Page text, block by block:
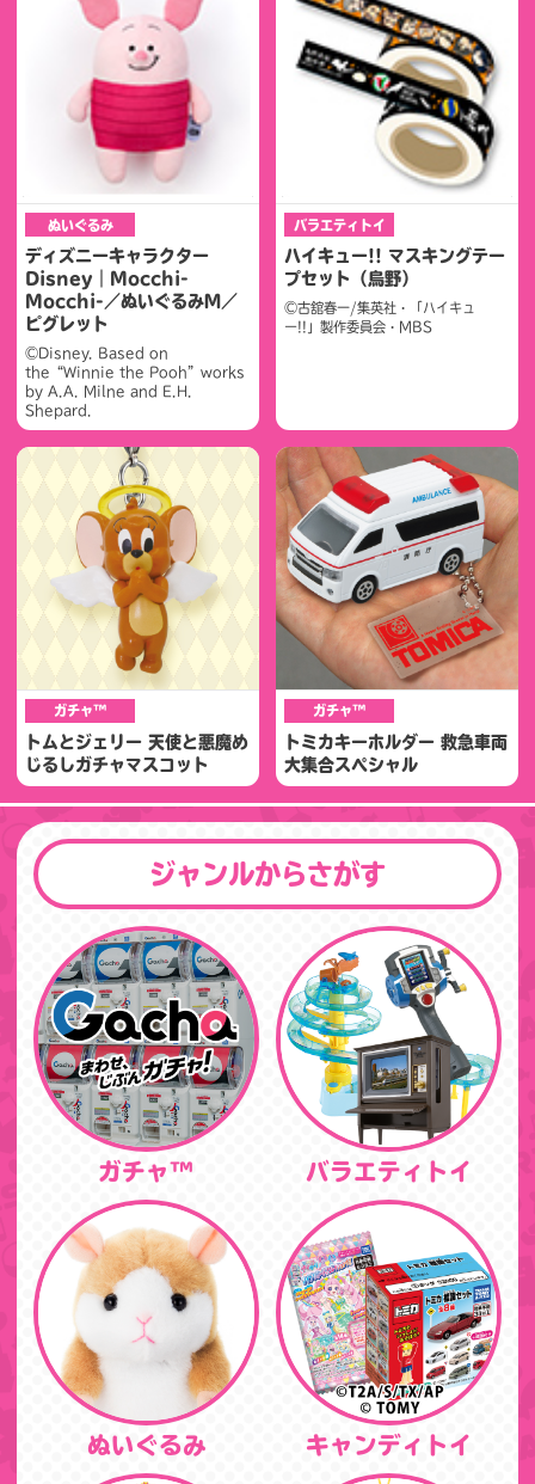
ぬいぐるみ
ディズニーキャラクター
Disney｜Mocchi-
Mocchi-／ぬいぐるみＭ／
ピグレット
©Disney. Based on
the“Winnie the Pooh”works
by A.A. Milne and E.H.
Shepard.
バラエティトイ
ハイキュー!! マスキングテー
プセット（烏野）
©古舘春一/集英社・「ハイキュ
ー!!」製作委員会・MBS
ガチャ™
トムとジェリー 天使と悪魔め
じるしガチャマスコット
ガチャ™
トミカキーホルダー 救急車両
大集合スペシャル
ジャンルからさがす
ガチャ™ バラエティトイ
ぬいぐるみ キャンディトイ